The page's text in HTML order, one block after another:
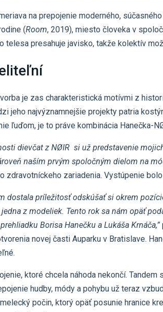
na prepojenie moderného,
(Room, 2019), miesto človeka v
telesa presahuje javisko, takže kolektív
je zas charakteristická motívmi z
jeho najvýznamnejšie projekty patria
ľuďom, je to práve kombinácia Hanečka-
dievčat z NØIR si už predstavenie
naším prvým spoločným dielom na
zdravotníckeho zariadenia. Vystúpenie
dostala príležitosť odskúšať si okrem
z modeliek. Tento rok sa nám opäť
Borisa Hanečku a Lukáša Krnáča,”
novej časti Auparku v Bratislave.
ktoré chcela náhoda nekončí.
hudby, módy a pohybu už teraz
počin, ktorý opäť posunie hranice